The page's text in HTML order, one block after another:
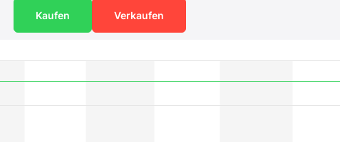
Kaufen Verkaufen